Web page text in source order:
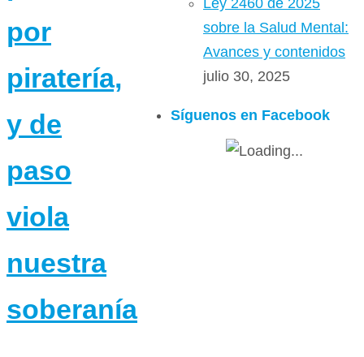
por
piratería,
y de
paso
viola
nuestra
soberanía
Ley 2460 de 2025
sobre la Salud Mental:
Avances y contenidos
julio 30, 2025
Síguenos en Facebook